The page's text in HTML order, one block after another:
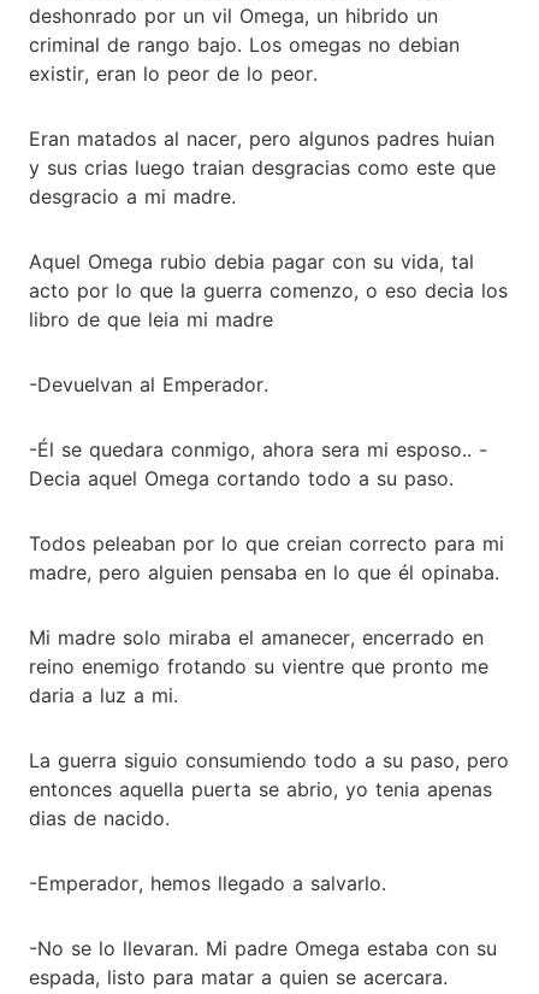
deshonrado por un vil Omega, un hibrido un
criminal de rango bajo. Los omegas no debian
existir, eran lo peor de lo peor.
Eran matados al nacer, pero algunos padres huian
y sus crias luego traian desgracias como este que
desgracio a mi madre.
Aquel Omega rubio debia pagar con su vida, tal
acto por lo que la guerra comenzo, o eso decia los
libro de que leia mi madre
-Devuelvan al Emperador.
-Él se quedara conmigo, ahora sera mi esposo.. -
Decia aquel Omega cortando todo a su paso.
Todos peleaban por lo que creian correcto para mi
madre, pero alguien pensaba en lo que él opinaba.
Mi madre solo miraba el amanecer, encerrado en
reino enemigo frotando su vientre que pronto me
daria a luz a mi.
La guerra siguio consumiendo todo a su paso, pero
entonces aquella puerta se abrio, yo tenia apenas
dias de nacido.
-Emperador, hemos llegado a salvarlo.
-No se lo llevaran. Mi padre Omega estaba con su
espada, listo para matar a quien se acercara.